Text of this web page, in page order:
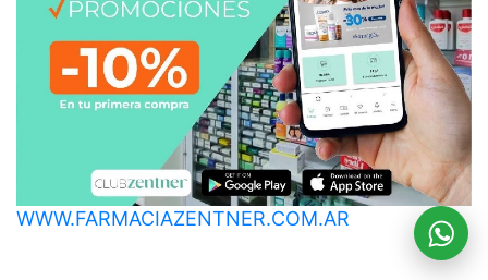
WWW.FARMACIAZENTNER.COM.AR